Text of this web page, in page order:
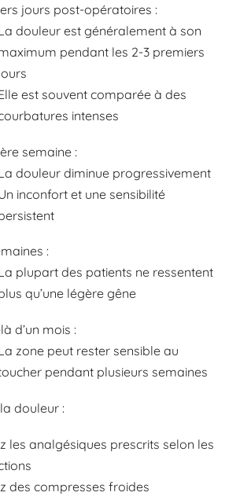
jours post-opératoires :
douleur est généralement à son
pendant les 2-3 premiers
est souvent comparée à des
intenses
semaine :
douleur diminue progressivement
inconfort et une sensibilité
:
plupart des patients ne ressentent
qu’une légère gêne
d’un mois :
zone peut rester sensible au
pendant plusieurs semaines
douleur :
les analgésiques prescrits selon les
des compresses froides